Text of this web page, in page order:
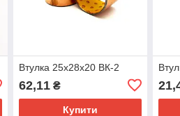
Втулка 25х28х20 ВК-2
62,11₴
Купити